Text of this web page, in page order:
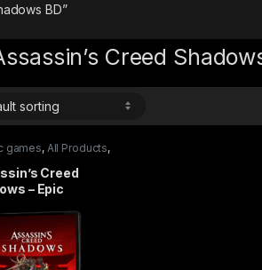
BD”
Creed
games, All Products,
Creed
– Epic